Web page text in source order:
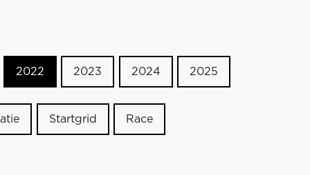
2022 2023 2024 2025
Startgrid Race